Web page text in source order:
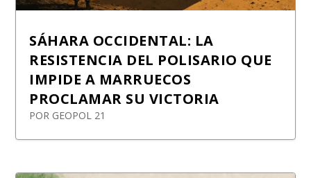
SÁHARA OCCIDENTAL: LA
RESISTENCIA DEL POLISARIO QUE
IMPIDE A MARRUECOS
PROCLAMAR SU VICTORIA
POR GEOPOL 21